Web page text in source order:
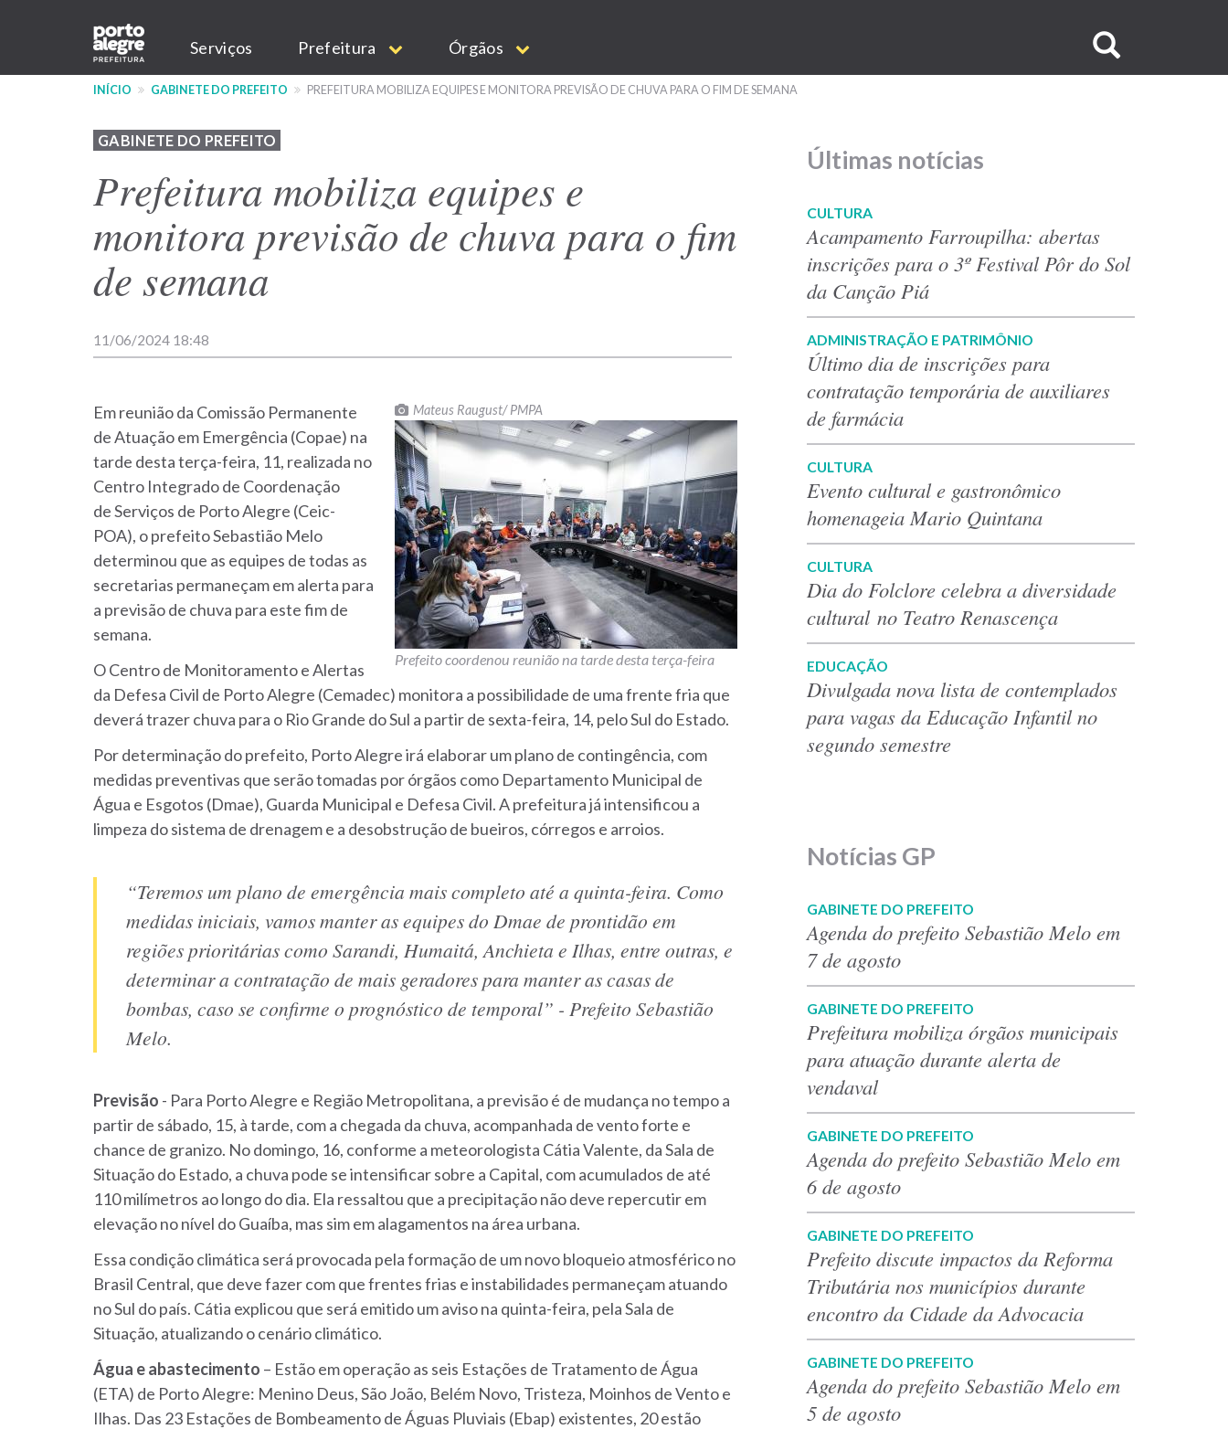
conteúdo
Main
navigation
Serviços Prefeitura Órgãos
no
INÍCIO GABINETE DO PREFEITO PREFEITURA MOBILIZA EQUIPES E MONITORA PREVISÃO DE CHUVA PARA O FIM DE SEMANA
GABINETE DO PREFEITO
Prefeitura mobiliza equipes e
monitora previsão de chuva para o fim
de semana
11/06/2024 18:48
Mateus Raugust/ PMPA
Prefeito coordenou reunião na tarde desta terça-feira
Em reunião da Comissão Permanente
de Atuação em Emergência (Copae) na
tarde desta terça-feira, 11, realizada no
Centro Integrado de Coordenação
deServiços de Porto Alegre (Ceic-
POA), o prefeito Sebastião Melo
determinou que as equipes de todas as
secretarias permaneçam em alerta para
a previsão de chuva para este fim de
semana.
O Centro de Monitoramento e Alertas
da Defesa Civil de Porto Alegre (Cemadec) monitora a possibilidade de uma frente fria que
deverá trazer chuva para o Rio Grande do Sul a partir de sexta-feira, 14, pelo Sul do Estado.
Por determinação do prefeito, Porto Alegre irá elaborar um plano de contingência, com
medidas preventivas que serão tomadas por órgãos como Departamento Municipal de
Água e Esgotos (Dmae), Guarda Municipal e Defesa Civil. A prefeitura já intensificou a
limpeza do sistema de drenagem e a desobstrução de bueiros, córregos e arroios.
“Teremos um plano de emergência mais completo até a quinta-feira. Como
medidas iniciais, vamos manter as equipes do Dmae de prontidão em
regiões prioritárias como Sarandi, Humaitá, Anchieta e Ilhas, entre outras, e
determinar a contratação de mais geradores para manter as casas de
bombas, caso se confirme o prognóstico de temporal” - Prefeito Sebastião
Melo.
Previsão - Para Porto Alegre e Região Metropolitana, a previsão é de mudança no tempo a
partir de sábado, 15, à tarde, com a chegada da chuva, acompanhada de vento forte e
chance de granizo. No domingo, 16, conforme a meteorologista Cátia Valente, da Sala de
Situação do Estado, a chuva pode se intensificar sobre a Capital, com acumulados de até
110 milímetros ao longo do dia. Ela ressaltou que a precipitação não deve repercutir em
elevação no nível do Guaíba, mas sim em alagamentos na área urbana.
Essa condição climática será provocada pela formação de um novo bloqueio atmosférico no
Brasil Central, que deve fazer com que frentes frias e instabilidades permaneçam atuando
no Sul do país. Cátia explicou que será emitido um aviso na quinta-feira, pela Sala de
Situação, atualizando o cenário climático.
Água e abastecimento – Estão em operação as seis Estações de Tratamento de Água
(ETA) de Porto Alegre: Menino Deus, São João, Belém Novo, Tristeza, Moinhos de Vento e
Ilhas. Das 23 Estações de Bombeamento de Águas Pluviais (Ebap) existentes, 20 estão
Últimas notícias
CULTURA
Acampamento Farroupilha: abertas
inscrições para o 3º Festival Pôr do Sol
da Canção Piá
ADMINISTRAÇÃO E PATRIMÔNIO
Último dia de inscrições para
contratação temporária de auxiliares
de farmácia
CULTURA
Evento cultural e gastronômico
homenageia Mario Quintana
CULTURA
Dia do Folclore celebra a diversidade
cultural no Teatro Renascença
EDUCAÇÃO
Divulgada nova lista de contemplados
para vagas da Educação Infantil no
segundo semestre
Notícias GP
GABINETE DO PREFEITO
Agenda do prefeito Sebastião Melo em
7 de agosto
GABINETE DO PREFEITO
Prefeitura mobiliza órgãos municipais
para atuação durante alerta de
vendaval
GABINETE DO PREFEITO
Agenda do prefeito Sebastião Melo em
6 de agosto
GABINETE DO PREFEITO
Prefeito discute impactos da Reforma
Tributária nos municípios durante
encontro da Cidade da Advocacia
GABINETE DO PREFEITO
Agenda do prefeito Sebastião Melo em
5 de agosto